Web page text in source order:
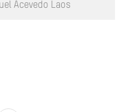
Acevedo Laos